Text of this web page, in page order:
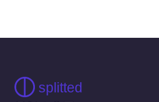
splitted